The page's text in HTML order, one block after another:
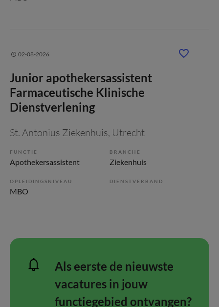
02-08-2026
Junior apothekersassistent
Farmaceutische Klinische
Dienstverlening
St. Antonius Ziekenhuis, Utrecht
FUNCTIE
Apothekersassistent
BRANCHE
Ziekenhuis
OPLEIDINGSNIVEAU
MBO
DIENSTVERBAND
Als eerste de nieuwste
vacatures in jouw
functiegebied ontvangen?